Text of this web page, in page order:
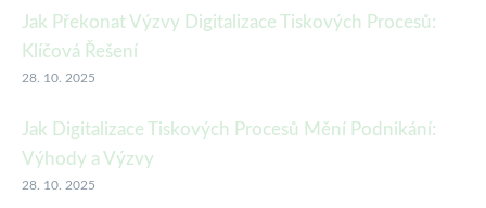
Jak Překonat Výzvy Digitalizace Tiskových Procesů:
Klíčová Řešení
28. 10. 2025
Jak Digitalizace Tiskových Procesů Mění Podnikání:
Výhody a Výzvy
28. 10. 2025